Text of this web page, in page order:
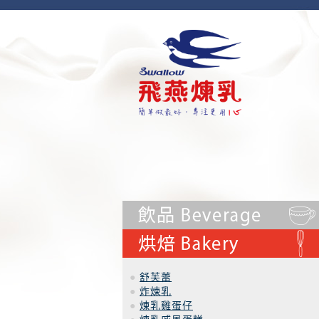
● 舒芙蕾
● 炸煉乳
● 煉乳雞蛋仔